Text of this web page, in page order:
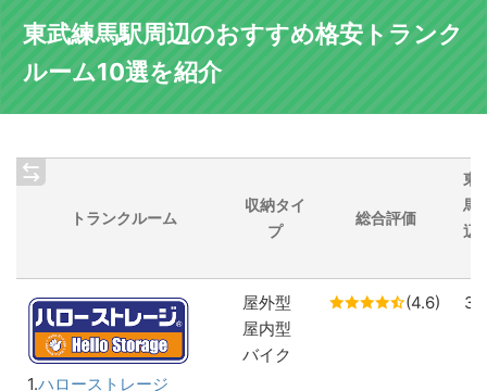
東武練馬駅周辺のおすすめ格安トランク
ルーム10選を紹介
トランクルーム
収納タイ
プ
総合評価
東
馬
辺
1.ハローストレージ
屋外型
屋内型
バイク
(4.6) 3